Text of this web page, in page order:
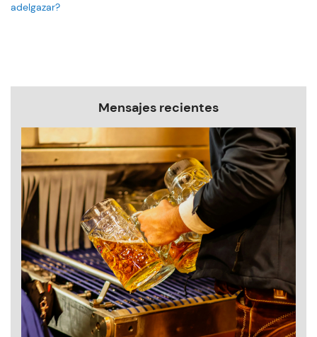
adelgazar?
Mensajes recientes